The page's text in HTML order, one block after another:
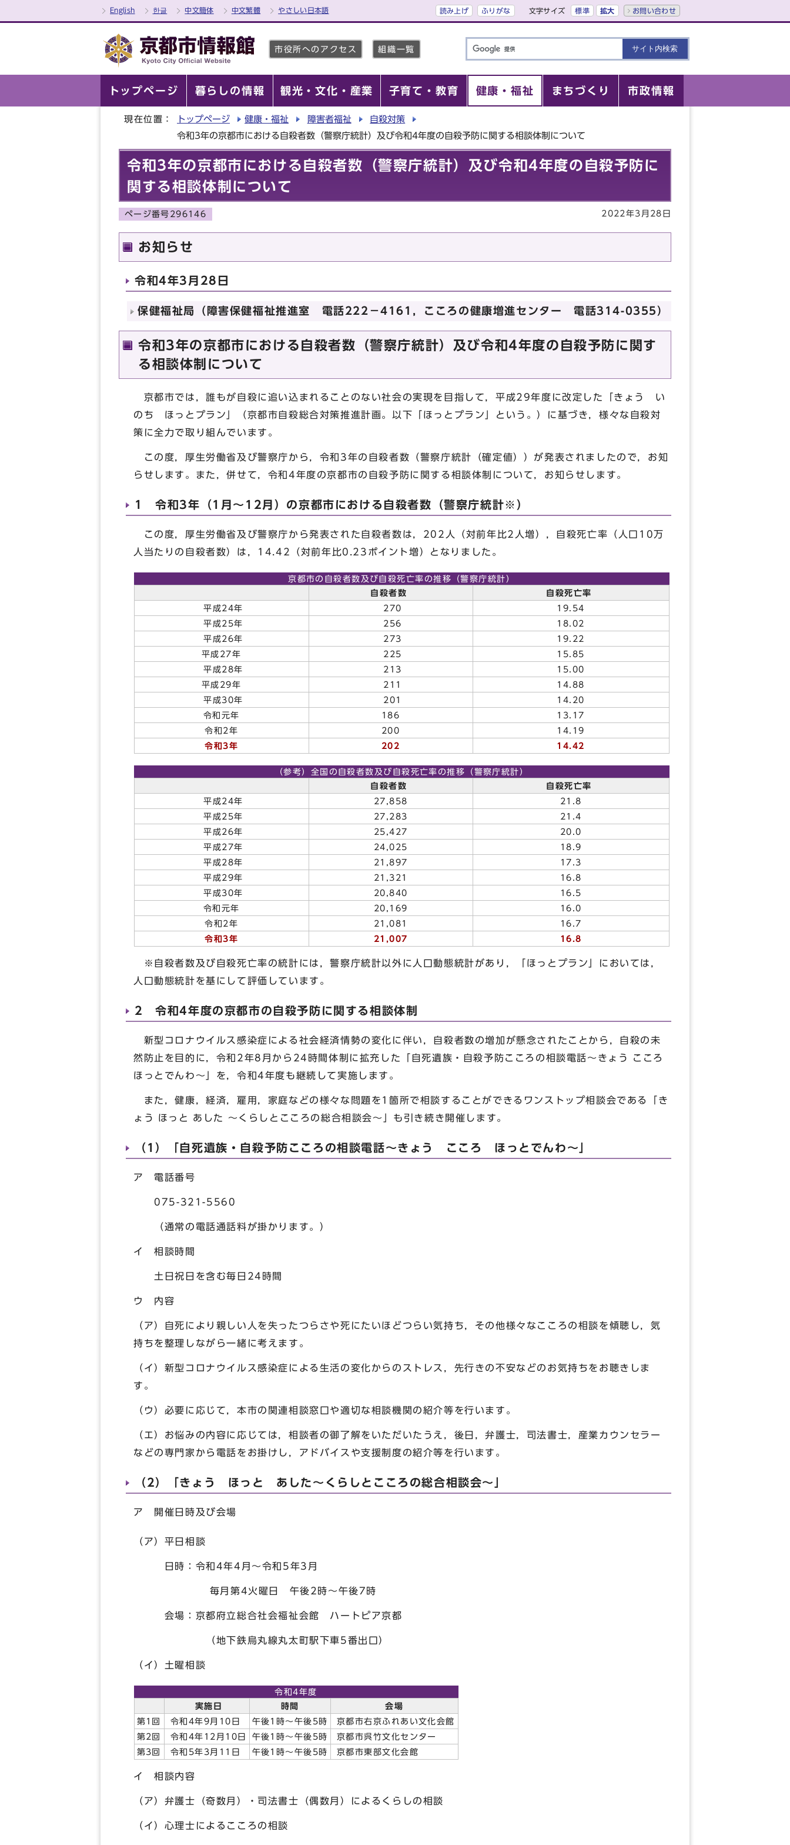
English 한글 中文簡体 中文繁體 やさしい日本語 読み上げ ふりがな 文字サイズ 標準 拡大 お問い合わせ
市役所へのアクセス 組織一覧
トップページ 暮らしの情報 観光・文化・産業 子育て・教育 健康・福祉 まちづくり 市政情報
現在位置： トップページ 健康・福祉 障害者福祉
自殺対策
令和3年の京都市における自殺者数（警察庁統計）及び令和4年度の自殺予防に関する相談体制について
令和3年の京都市における自殺者数（警察庁統計）及び令和4年度の自殺予防に
関する相談体制について
ページ番号296146 2022年3月28日
お知らせ
令和4年3月28日
保健福祉局（障害保健福祉推進室 電話222－4161，こころの健康増進センター 電話314-0355）
令和3年の京都市における自殺者数（警察庁統計）及び令和4年度の自殺予防に関す
る相談体制について
京都市では，誰もが自殺に追い込まれることのない社会の実現を目指して，平成29年度に改定した「きょう い
のち ほっとプラン」（京都市自殺総合対策推進計画。以下「ほっとプラン」という。）に基づき，様々な自殺対
策に全力で取り組んでいます。
この度，厚生労働省及び警察庁から，令和3年の自殺者数（警察庁統計（確定値））が発表されましたので，お知
らせします。また，併せて，令和4年度の京都市の自殺予防に関する相談体制について，お知らせします。
1 令和3年（1月～12月）の京都市における自殺者数（警察庁統計※）
この度，厚生労働省及び警察庁から発表された自殺者数は，202人（対前年比2人増），自殺死亡率（人口10万
人当たりの自殺者数）は，14.42（対前年比0.23ポイント増）となりました。
京都市の自殺者数及び自殺死亡率の推移（警察庁統計）
自殺者数
自殺死亡率
平成24年
270
19.54
平成25年
256
18.02
平成26年
273
19.22
平成27年
225
15.85
平成28年
213
15.00
平成29年
211
14.88
平成30年
201
14.20
令和元年
186
13.17
令和2年
200
14.19
令和3年
202 14.42
（参考）全国の自殺者数及び自殺死亡率の推移（警察庁統計）
自殺者数
自殺死亡率
平成24年
27,858
21.8
平成25年
27,283
21.4
平成26年
25,427
20.0
平成27年
24,025
18.9
平成28年
21,897
17.3
平成29年
21,321
16.8
平成30年
20,840
16.5
令和元年
20,169
16.0
令和2年
21,081
16.7
令和3年
21,007 16.8
※自殺者数及び自殺死亡率の統計には，警察庁統計以外に人口動態統計があり，「ほっとプラン」においては，
人口動態統計を基にして評価しています。
2 令和4年度の京都市の自殺予防に関する相談体制
新型コロナウイルス感染症による社会経済情勢の変化に伴い，自殺者数の増加が懸念されたことから，自殺の未
然防止を目的に，令和2年8月から24時間体制に拡充した「自死遺族・自殺予防こころの相談電話～きょう こころ
ほっとでんわ～」を，令和4年度も継続して実施します。
また，健康，経済，雇用，家庭などの様々な問題を1箇所で相談することができるワンストップ相談会である「き
ょう ほっと あした ～くらしとこころの総合相談会～」も引き続き開催します。
（1）「自死遺族・自殺予防こころの相談電話～きょう こころ ほっとでんわ～」
ア 電話番号
075-321-5560
（通常の電話通話料が掛かります。）
イ 相談時間
土日祝日を含む毎日24時間
ウ 内容
（ア）自死により親しい人を失ったつらさや死にたいほどつらい気持ち，その他様々なこころの相談を傾聴し，気
持ちを整理しながら一緒に考えます。
（イ）新型コロナウイルス感染症による生活の変化からのストレス，先行きの不安などのお気持ちをお聴きしま
す。
（ウ）必要に応じて，本市の関連相談窓口や適切な相談機関の紹介等を行います。
（エ）お悩みの内容に応じては，相談者の御了解をいただいたうえ，後日，弁護士，司法書士，産業カウンセラー
などの専門家から電話をお掛けし，アドバイスや支援制度の紹介等を行います。
（2）「きょう ほっと あした～くらしとこころの総合相談会～」
ア 開催日時及び会場
（ア）平日相談
日時：令和4年4月～令和5年3月
毎月第4火曜日 午後2時～午後7時
会場：京都府立総合社会福祉会館 ハートピア京都
（地下鉄烏丸線丸太町駅下車5番出口）
（イ）土曜相談
令和4年度
実施日
時間
会場
第1回
令和4年9月10日 午後1時～午後5時
京都市右京ふれあい文化会館
第2回
令和4年12月10日 午後1時～午後5時
京都市呉竹文化センター
第3回
令和5年3月11日 午後1時～午後5時 京都市東部文化会館
イ 相談内容
（ア）弁護士（奇数月）・司法書士（偶数月）によるくらしの相談
（イ）心理士によるこころの相談